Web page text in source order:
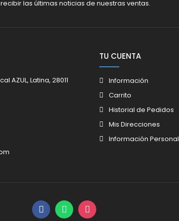
las últimas noticias de nuestras ventas.
AZUL, Latina, 28011
TU CUENTA
Información
Carrito
Historial de Pedidos
Mis Direcciones
Información Personal